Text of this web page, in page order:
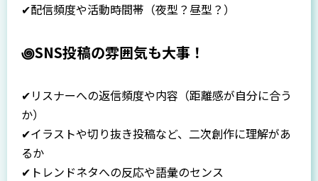
✔配信頻度や活動時間帯（夜型？昼型？）
꩜SNS投稿の雰囲気も大事！
✔リスナーへの返信頻度や内容（距離感が自分に合う
か）
✔イラストや切り抜き投稿など、二次創作に理解があ
るか
✔トレンドネタへの反応や語彙のセンス